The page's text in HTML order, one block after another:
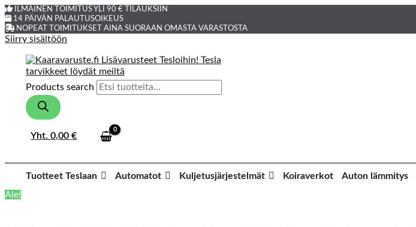
ILMAINEN TOIMITUS YLI 90 € TILAUKSIIN
14 PÄIVÄN PALAUTUSOIKEUS
NOPEAT TOIMITUKSET AINA SUORAAN OMASTA VARASTOSTA
Siirry sisältöön
Products search
Yht.0,00€
Tuotteet Teslaan Automatot Kuljetusjärjestelmät Koiraverkot Auton lämmitys
Ale!